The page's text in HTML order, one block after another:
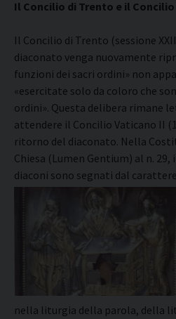
Il Concilio di Trento e il
Il Concilio di Trento (sessione
diaconato venga nuovamente
funzioni dei sacri ordini» non
«esercitate solo da coloro che
ordini». Questa delibera rimane
attendere il Concilio Vaticano II
ritorno del diaconato. Nella
Chiesa (Lumen Gentium) al n.
diaconi sono segnati dal
nella liturgia della parola, della